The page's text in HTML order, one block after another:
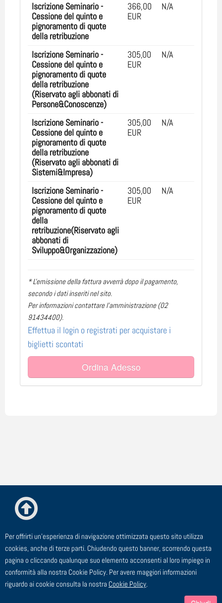
Iscrizione Seminario -
Cessione del quinto e
pignoramento di quote
della retribuzione
366,00
EUR
N/A
Iscrizione Seminario -
Cessione del quinto e
pignoramento di quote
della retribuzione
(Riservato agli abbonati di
Persone&Conoscenze)
305,00
EUR
N/A
Iscrizione Seminario -
Cessione del quinto e
pignoramento di quote
della retribuzione
(Riservato agli abbonati di
Sistemi&Impresa)
305,00
EUR
N/A
Iscrizione Seminario -
Cessione del quinto e
pignoramento di quote
della
retribuzione(Riservato agli
abbonati di
Sviluppo&Organizzazione)
305,00
EUR
N/A
* L'emissione della fattura avverrà dopo il pagamento,
secondo i dati inseriti nel sito.
Per informazioni contattare l'amministrazione (02
91434400).
Effettua il login o registrati per acquistare i
biglietti scontati
Ordina Adesso
© ESTE Srl - Via Cagliero, 23 - 20125 Milano
TEL: 02 91 43 44 00 - FAX: 02 91 43 44 24 - EMAIL:
segreteria@este.it - P.I. 00729910158
Per offrirti un'esperienza di navigazione ottimizzata questo sito utilizza
cookies, anche di terze parti. Chiudendo questo banner, scorrendo questa
pagina o cliccando qualunque suo elemento acconsenti al loro impiego in
conformità alla nostra Cookie Policy. Per avere maggiori informazioni
riguardo ai cookie consulta la nostra Cookie Policy.